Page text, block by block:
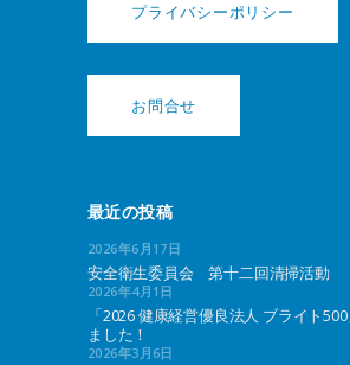
プライバシーポリシー
お問合せ
最近の投稿
2026年6月17日
安全衛生委員会 第十二回清掃活動
2026年4月1日
「2026 健康経営優良法人 ブライト
ました！
2026年3月6日